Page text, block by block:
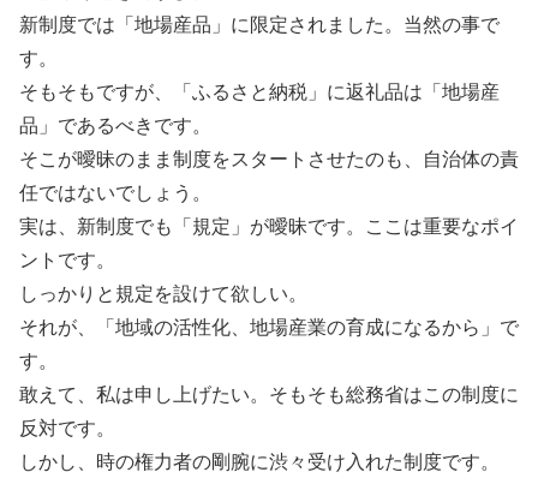
新制度では「地場産品」に限定されました。当然の事で
す。
そもそもですが、「ふるさと納税」に返礼品は「地場産
品」であるべきです。
そこが曖昧のまま制度をスタートさせたのも、自治体の責
任ではないでしょう。
実は、新制度でも「規定」が曖昧です。ここは重要なポイ
ントです。
しっかりと規定を設けて欲しい。
それが、「地域の活性化、地場産業の育成になるから」で
す。
敢えて、私は申し上げたい。そもそも総務省はこの制度に
反対です。
しかし、時の権力者の剛腕に渋々受け入れた制度です。